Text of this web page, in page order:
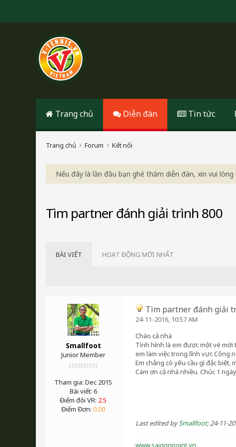
Trang chủ Diễn đàn Tin tức
Trang chủ Forum Kết nối
Nếu đây là lần đầu bạn ghé thăm diễn đàn, xin vui lòng
Tìm partner đánh giải trình 800
BÀI VIẾT HOẠT ĐỘNG MỚI NHẤT
Smallfoot
Junior Member
Tham gia: Dec 2015
Bài viết: 6
Điểm đôi VR: 2.5
Điểm Đơn: 0.00
Tìm partner đánh giải
24-11-2016, 10:57 AM
Chào cả nhà
Tình hình là em được một vé mời
em làm việc trong lĩnh vực Công
Em chẳng có yêu cầu gì đặc biệt,
Cám ơn cả nhà nhiều. Chúc 1
Last edited bySmallfoot;24-11-
www.saigonpoint.vn